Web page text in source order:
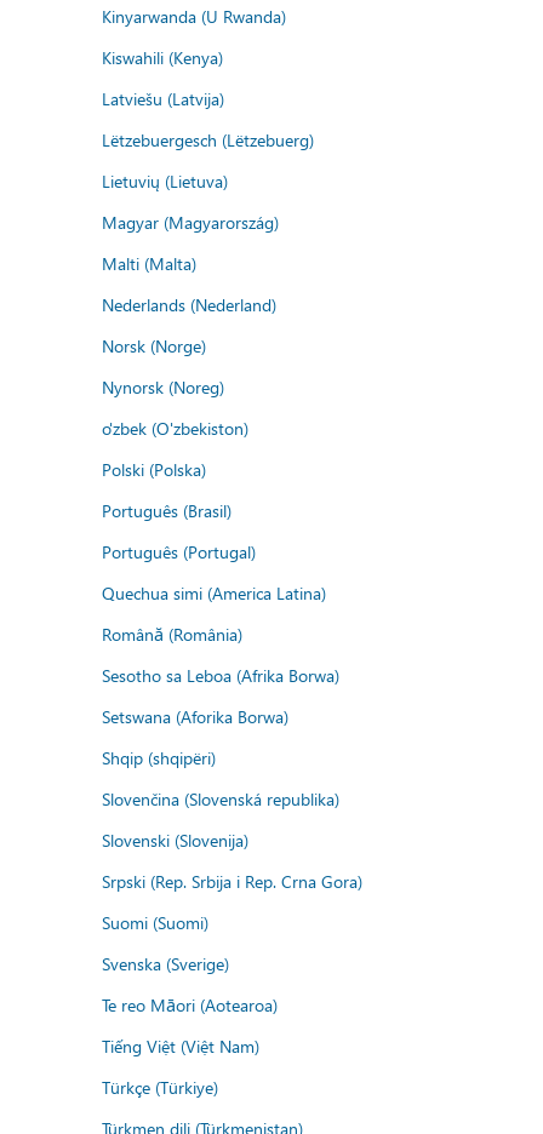
Kinyarwanda (U Rwanda)
Kiswahili (Kenya)
Latviešu (Latvija)
Lëtzebuergesch (Lëtzebuerg)
Lietuvių (Lietuva)
Magyar (Magyarország)
Malti (Malta)
Nederlands (Nederland)
Norsk (Norge)
Nynorsk (Noreg)
o'zbek (O'zbekiston)
Polski (Polska)
Português (Brasil)
Português (Portugal)
Quechua simi (America Latina)
Română (România)
Sesotho sa Leboa (Afrika Borwa)
Setswana (Aforika Borwa)
Shqip (shqipëri)
Slovenčina (Slovenská republika)
Slovenski (Slovenija)
Srpski (Rep. Srbija i Rep. Crna Gora)
Suomi (Suomi)
Svenska (Sverige)
Te reo Māori (Aotearoa)
Tiếng Việt (Việt Nam)
Türkçe (Türkiye)
Türkmen dili (Türkmenistan)